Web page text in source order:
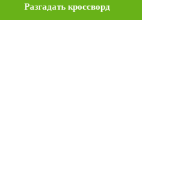
Разгадать кроссворд